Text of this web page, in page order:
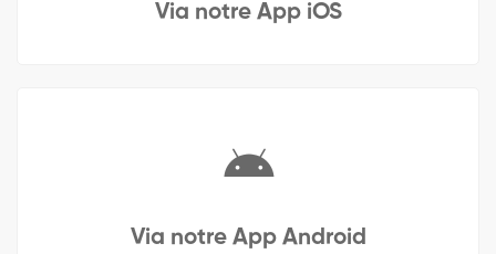
Via notre App iOS
Via notre App Android